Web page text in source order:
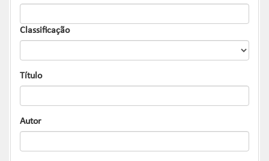
Classificação
Título
Autor